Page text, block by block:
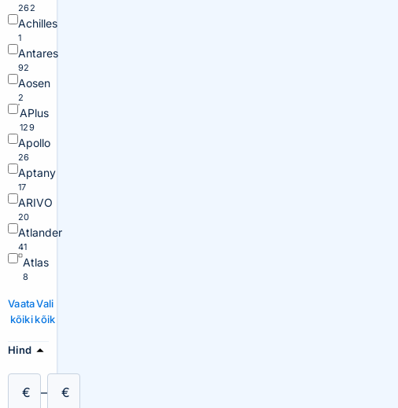
262
Achilles
1
Antares
92
Aosen
2
APlus
129
Apollo
26
Aptany
17
ARIVO
20
Atlander
41
Atlas
8
Vaata
kõiki
Vali
kõik
Hind
€ – €